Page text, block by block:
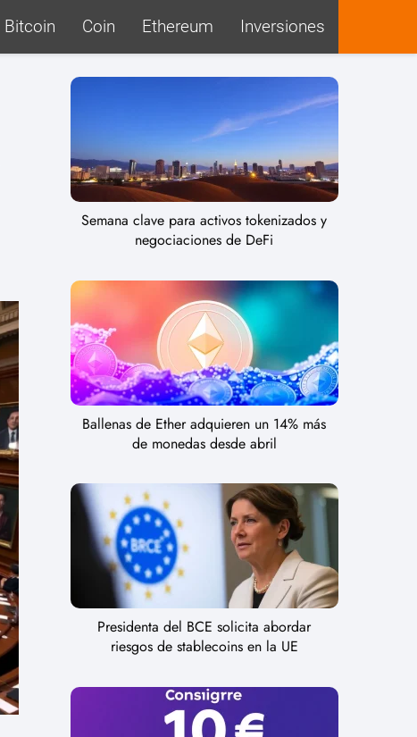
Bitcoin Coin Ethereum Inversiones
Semana clave para activos tokenizados y
negociaciones de DeFi
Ballenas de Ether adquieren un 14% más
de monedas desde abril
Presidenta del BCE solicita abordar
riesgos de stablecoins en la UE